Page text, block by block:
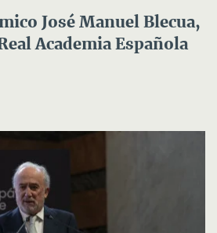
José Manuel Blecua,
Academia Española